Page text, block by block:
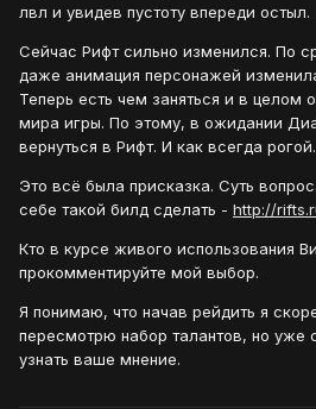
лвл и увидев пустоту впереди остыл.
Сейчас Рифт сильно изменился. По
даже анимация персонажей
Теперь есть чем заняться и в целом
мира игры. По этому, в ожидании
вернуться в Рифт. И как всегда рогой.
Это всё была присказка. Суть
себе такой билд сделать - http://
Кто в курсе живого использования
прокомментируйте мой выбор.
Я понимаю, что начав рейдить я
пересмотрю набор талантов, но уже
узнать ваше мнение.